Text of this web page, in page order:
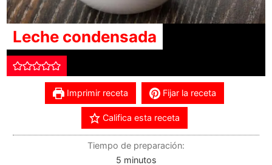
Leche condensada
Imprimir receta Fijar la receta
Califica esta receta
Tiempo de preparación:
5 minutos